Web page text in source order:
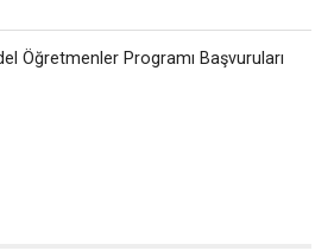
Öğretmenler Programı Başvuruları